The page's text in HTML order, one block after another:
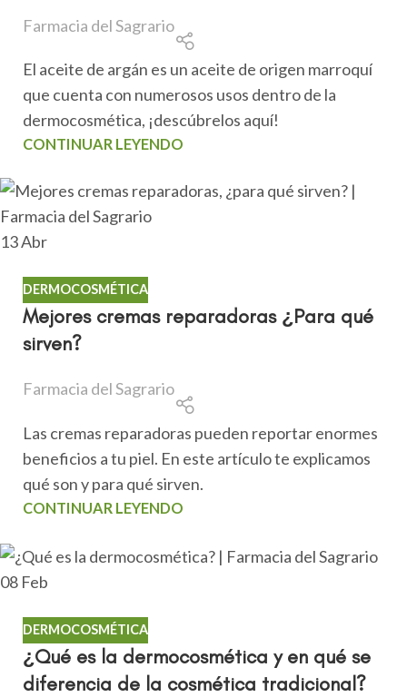
Farmacia del Sagrario
El aceite de argán es un aceite de origen marroquí
que cuenta con numerosos usos dentro de la
dermocosmética, ¡descúbrelos aquí!
CONTINUAR LEYENDO
13Abr
DERMOCOSMÉTICA
Mejores cremas reparadoras ¿Para qué
sirven?
Farmacia del Sagrario
Las cremas reparadoras pueden reportar enormes
beneficios a tu piel. En este artículo te explicamos
qué son y para qué sirven.
CONTINUAR LEYENDO
08 Feb
DERMOCOSMÉTICA
¿Qué es la dermocosmética y en qué se
diferencia de la cosmética tradicional?